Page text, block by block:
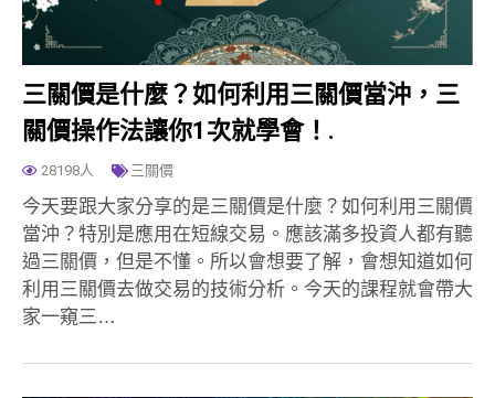
三關價是什麼？如何利用三關價當沖，三
關價操作法讓你1次就學會！.
28198人 三關價
今天要跟大家分享的是三關價是什麼？如何利用三關價
當沖？特別是應用在短線交易。應該滿多投資人都有聽
過三關價，但是不懂。所以會想要了解，會想知道如何
利用三關價去做交易的技術分析。今天的課程就會帶大
家一窺三…